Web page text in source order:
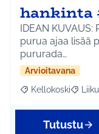
hankinta
IDEAN
purua ajaa lisää
pururada…
Arvioitavana
Rajaa tulokset
Kellokoski Rajaa
Tutustu